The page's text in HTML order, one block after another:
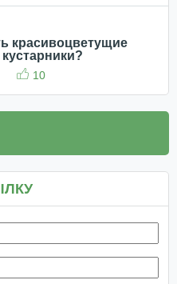
красивоцветущие
10